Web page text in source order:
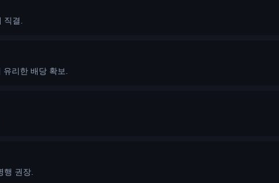
직결.
유리한 배당 확보.
행 권장.